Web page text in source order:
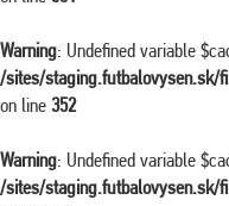
Warning: Undefined variable
/sites/staging.futbalovysen.sk/
on line 352
Warning: Undefined variable
/sites/staging.futbalovysen.sk/